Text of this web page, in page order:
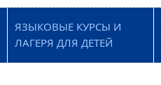
ЯЗЫКОВЫЕ КУРСЫ И
ЛАГЕРЯ ДЛЯ ДЕТЕЙ